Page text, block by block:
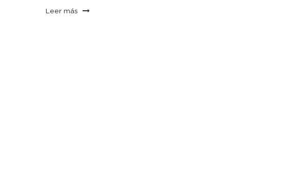
Leer más